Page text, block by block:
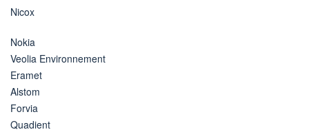
Nicox
Nokia
Veolia Environnement
Eramet
Alstom
Forvia
Quadient